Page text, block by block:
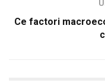
Ce factori